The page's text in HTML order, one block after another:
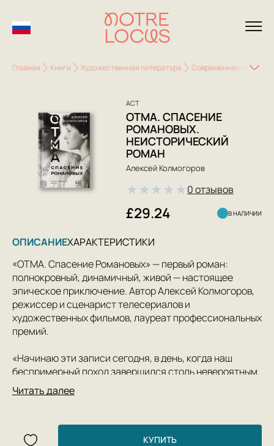
Главная Книги Художественная литература Современная проза
АСТ
ОТМА. СПАСЕНИЕ
РОМАНОВЫХ.
НЕИСТОРИЧЕСКИЙ
РОМАН
Алексей Колмогоров
★★★★★0 отзывов
£29.24 В НАЛИЧИИ
ОПИСАНИЕХАРАКТЕРИСТИКИ
«ОТМА. Спасение Романовых» — первый роман:
полнокровный, динамичный, живой — настоящее
эпическое приключение. Автор Алексей Колмогоров,
режиссер и сценарист телесериалов и
художественных фильмов, лауреат профессиональных
премий.
«Начинаю эти записи сегодня, в день, когда наш
беспримерный поход завершился столь невероятным
образом.
морского флота, 1898 года рождения, удостоверяю,
что все, описанное здесь, есть правда и только
Читать далее
КУПИТЬ